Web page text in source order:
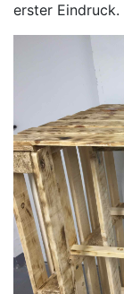
erster Eindruck.